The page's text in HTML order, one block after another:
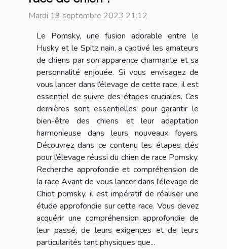
Mardi 19 septembre 2023 21:12
Le Pomsky, une fusion adorable entre le
Husky et le Spitz nain, a captivé les amateurs
de chiens par son apparence charmante et sa
personnalité enjouée. Si vous envisagez de
vous lancer dans l’élevage de cette race, il est
essentiel de suivre des étapes cruciales. Ces
dernières sont essentielles pour garantir le
bien-être des chiens et leur adaptation
harmonieuse dans leurs nouveaux foyers.
Découvrez dans ce contenu les étapes clés
pour l’élevage réussi du chien de race Pomsky.
Recherche approfondie et compréhension de
la race Avant de vous lancer dans l’élevage de
Chiot pomsky, il est impératif de réaliser une
étude approfondie sur cette race. Vous devez
acquérir une compréhension approfondie de
leur passé, de leurs exigences et de leurs
particularités tant physiques que...